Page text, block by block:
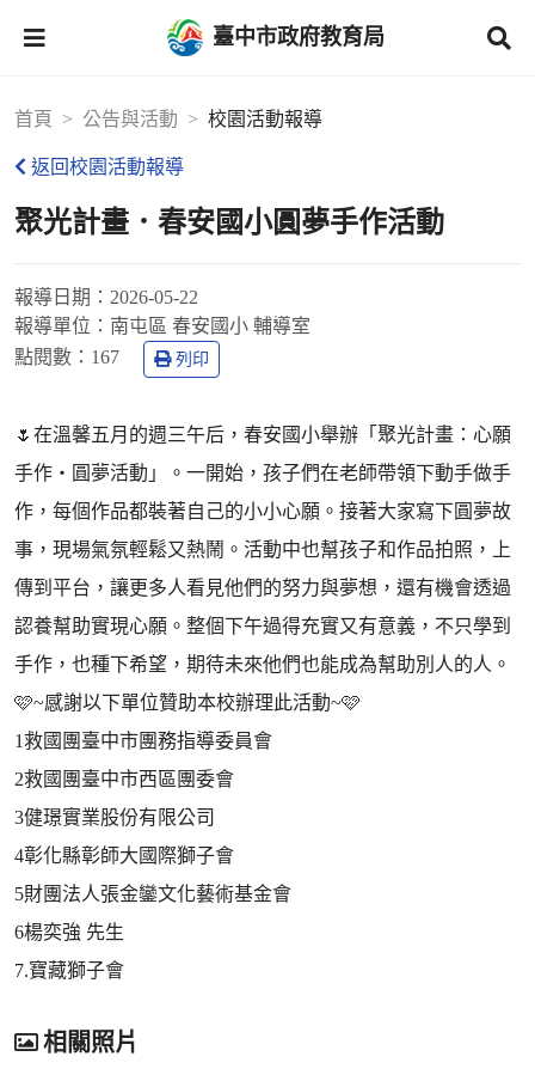
臺中市政府教育局
首頁 公告與活動 校園活動報導
返回校園活動報導
聚光計畫．春安國小圓夢手作活動
報導日期： 2026-05-22
報導單位： 南屯區 春安國小 輔導室
點閱數： 167 列印
🌷在溫馨五月的週三午后，春安國小舉辦「聚光計畫：心願
手作・圓夢活動」。一開始，孩子們在老師帶領下動手做手
作，每個作品都裝著自己的小小心願。接著大家寫下圓夢故
事，現場氣氛輕鬆又熱鬧。活動中也幫孩子和作品拍照，上
傳到平台，讓更多人看見他們的努力與夢想，還有機會透過
認養幫助實現心願。整個下午過得充實又有意義，不只學到
手作，也種下希望，期待未來他們也能成為幫助別人的人。
🩷~感謝以下單位贊助本校辦理此活動~🩷
1救國團臺中市團務指導委員會
2救國團臺中市西區團委會
3健璟實業股份有限公司
4彰化縣彰師大國際獅子會
5財團法人張金鑾文化藝術基金會
6楊奕強 先生
7.寶藏獅子會
相關照片